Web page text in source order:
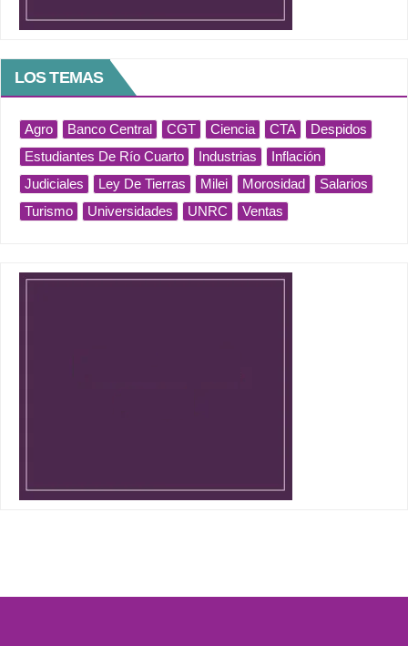
LOS TEMAS
Agro Banco Central CGT Ciencia CTA
Despidos
Estudiantes De Río Cuarto
Industrias
Inflación
Judiciales
Ley De Tierras Milei Morosidad
Salarios
Turismo
Universidades UNRC Ventas